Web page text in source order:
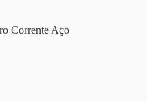
Corrente Aço